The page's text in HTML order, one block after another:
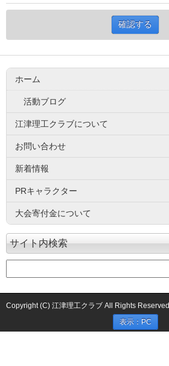
ホーム
活動ブログ
江津理工クラブについて
お問い合わせ
新着情報
PRキャラクター
大会寄付金について
サイト内検索
Copyright (C) 江津理工クラブ All Rights Reserved.
表示：PC